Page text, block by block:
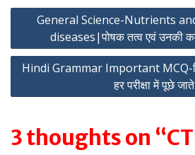
Post
navigation
General Science-Nutrients
diseases|पोषक तत्व एवं उनकी
Hindi Grammar Important MCQ-
हर परीक्षा में पूछे
3 thoughts on